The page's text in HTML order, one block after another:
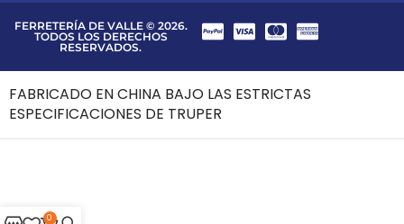
FERRETERÍA DE VALLE © 2026.
TODOS LOS DERECHOS
RESERVADOS.
0
FABRICADO EN CHINA BAJO LAS ESTRICTAS
ESPECIFICACIONES DE TRUPER